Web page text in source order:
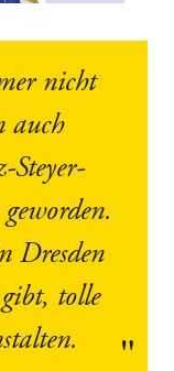
nicht
auch
Steyer-
Dresden
tolle